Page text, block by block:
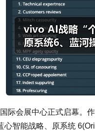
际会展中心正式启幕。
心智能战略、原系统